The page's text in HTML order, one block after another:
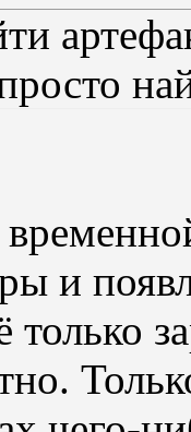
и